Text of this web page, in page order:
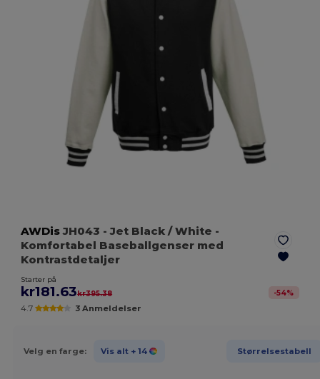
AWDisJH043 - Jet Black / White -
Komfortabel Baseballgenser med
Kontrastdetaljer
Starter på
kr181.63kr395.38 -54%
4.7 3 Anmeldelser
Velg en farge: Vis alt + 14 Størrelsestabell